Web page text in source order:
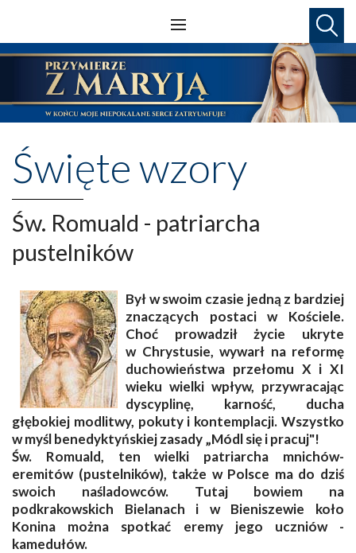
Święte wzory
Św. Romuald - patriarcha
pustelników
Był w swoim czasie jedną z bardziej
znaczących postaci w Kościele.
Choć prowadził życie ukryte
w Chrystusie, wywarł na reformę
duchowieństwa przełomu X i XI
wieku wielki wpływ, przywracając
dyscyplinę, karność, ducha
głębokiej modlitwy, pokuty i kontemplacji. Wszystko
w myśl benedyktyńskiej zasady „Módl się i pracuj"!
Św. Romuald, ten wielki patriarcha mnichów-
eremitów (pustelników), także w Polsce ma do dziś
swoich naśladowców. Tutaj bowiem na
podkrakowskich Bielanach i w Bieniszewie koło
Konina można spotkać eremy jego uczniów -
kamedułów.